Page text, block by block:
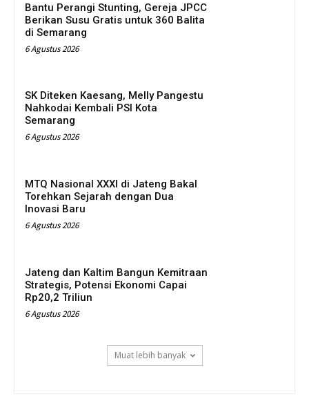
Bantu Perangi Stunting, Gereja JPCC
Berikan Susu Gratis untuk 360 Balita
di Semarang
6 Agustus 2026
SK Diteken Kaesang, Melly Pangestu
Nahkodai Kembali PSI Kota
Semarang
6 Agustus 2026
MTQ Nasional XXXI di Jateng Bakal
Torehkan Sejarah dengan Dua
Inovasi Baru
6 Agustus 2026
Jateng dan Kaltim Bangun Kemitraan
Strategis, Potensi Ekonomi Capai
Rp20,2 Triliun
6 Agustus 2026
Muat lebih banyak